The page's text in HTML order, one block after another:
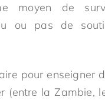
moyen de
ou pas de
pour enseigner
(entre la